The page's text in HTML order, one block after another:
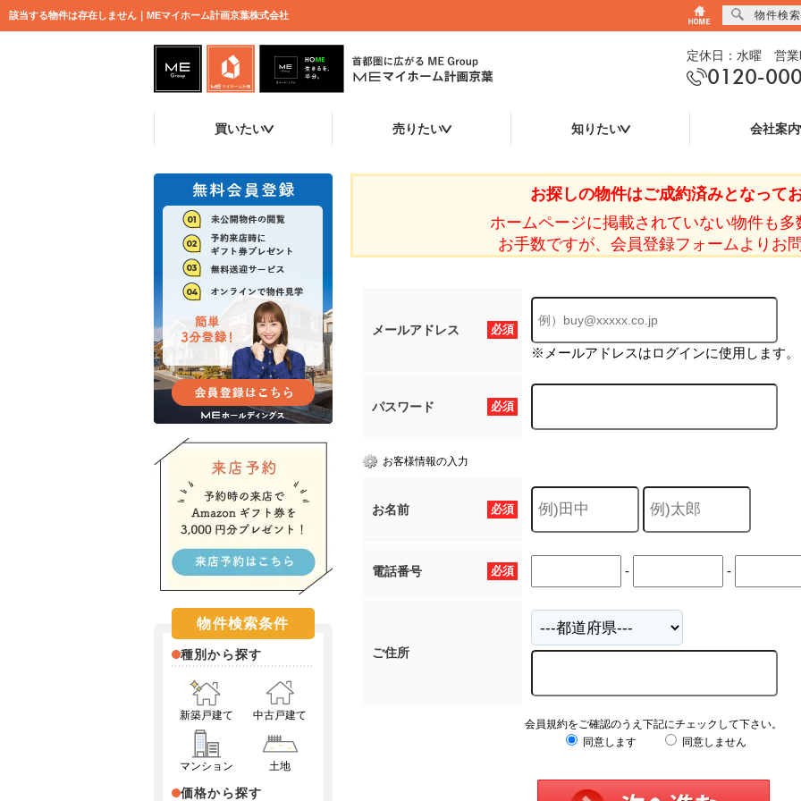
該当する物件は存在しません｜MEマイホーム計画京葉株式会社
定休日：水曜 営業
0120-
買いたい 売りたい 知りたい 会社案内
お探しの物件はご成約済みとなってお
ホームページに掲載されていない物件も多
お手数ですが、会員登録フォームよりお
必須
メールアドレス
※メールアドレスはログインに使用します。
必須
パスワード
お客様情報の入力
必須
お名前
必須
電話番号 - -
ご住所
会員規約をご確認のうえ下記にチェックして下さい。
同意します
同意しません
物件検索条件
種別から探す
新築戸建て 中古戸建て
マンション 土地
価格から探す
物件検索